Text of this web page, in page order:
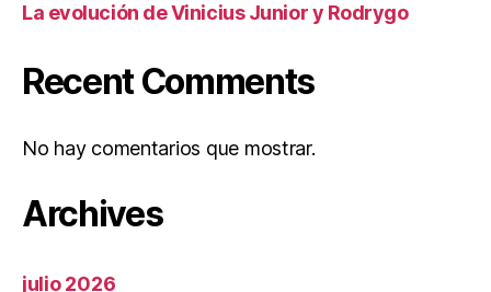
La evolución de Vinicius Junior y Rodrygo
Recent Comments
No hay comentarios que mostrar.
Archives
julio 2026